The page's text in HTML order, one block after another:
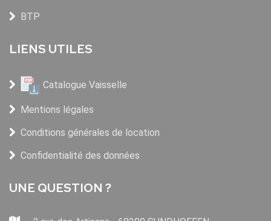
BTP
LIENS UTILES
Catalogue Vaisselle
Mentions légales
Conditions générales de location
Confidentialité des données
UNE QUESTION ?